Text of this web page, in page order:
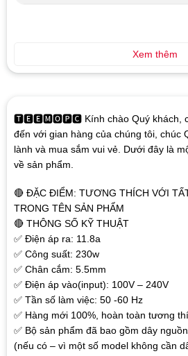
🆃🅴🅴🅼🅾🅿🅲 Kính chào Quý khách,
đến với gian hàng của chúng tôi, chúc
lành và mua sắm vui vẻ. Dưới đây là
về sản phẩm.
🔴 ĐẶC ĐIỂM: TƯƠNG THÍCH VỚI
TRONG TÊN SẢN PHẨM
🔴 THÔNG SỐ KỸ THUẬT
✅ Điện áp ra: 11.8a
✅ Công suất: 230w
✅ Chân cắm: 5.5mm
✅ Điện áp vào(input): 100V – 240V
✅ Tần số làm việc: 50 -60 Hz
✅ Hàng mới 100%, hoàn toàn tương
✅ Bộ sản phẩm đã bao gồm dây
(nếu có – vì một số model không cần
Xem thêm